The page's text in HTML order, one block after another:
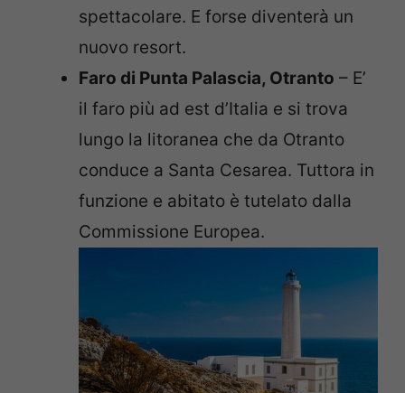
spettacolare. E forse diventerà un
nuovo resort.
Faro di Punta Palascia, Otranto – E’
il faro più ad est d’Italia e si trova
lungo la litoranea che da Otranto
conduce a Santa Cesarea. Tuttora in
funzione e abitato è tutelato dalla
Commissione Europea.